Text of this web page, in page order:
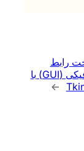
رابط
کاربری گرافیکی (GUI) با
→